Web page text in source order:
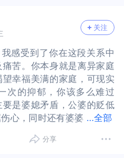
常反应‌。现在的你，不需
，不需要立刻解决所有问
当抑郁缓解后，你会更清
复，哪些需要远离。
常反应‌。现在的你，不需
，不需要立刻解决所有问
当抑郁缓解后，你会更清
复，哪些需要远离。
一样对待你。但他们不会
期待。第三，建议你和老
家庭咨询。你在问题描述
原因，外表帅气，工作也
了他的两个特点，特别易
妻生活不太行。但婚后，
，其实一直在折磨你，在
公的应对方式是，让你退
不错。我猜这是在不涉及
他们不会的。所以，不要
议你和老公去做夫妻咨询
题描述中，提到了你选择
工作也不错。但婚前你也
特别易怒，在乎自己家里
婚后，在乎自己家里人这
磨你，在你跟公婆的冲突
，让你退步。而且他还什
在不涉及公婆的情况下，
轻女环境的女性都倾向于
尊匮乏，常常无意识地把
人身上。可以尝试着心理
受，但告诉自己婆婆有她
不由别人来定义，还可以
你想先洗澡时直接跟老公
别累，我想先洗澡，真的需
精力允许的情况下，给自己
的支持系统，比如维护你
心的兴趣爱好。要保持能
的女性都倾向于通过控制
常常无意识地把自己的低
可以尝试着心理隔离，接
诉自己婆婆有她的个人课
来定义，还可以尝试表达
澡时直接跟老公打招呼“我
先洗澡，真的需要休整一
的情况下，给自己一些个人
系统，比如维护你的朋友
爱好。要保持能量，除了
婆婆的这个状态，会让丈
要了解到，丈夫才是她一
夫也是这样的思想观念其
殊的家人关系对于两个家
陌生人成为了一家人，一
的，就是血缘这个部分，
，也不是说所有的女生在
的公婆，只是大几率上我
果一定要二选一，一定会
的这个状态，会让丈夫成
解到，丈夫才是她一手带
样的思想观念其次，关于
人关系对于两个家庭的组
成为了一家人，一家人之
是血缘这个部分，确实有
是说所有的女生在嫁完人
，只是大几率上我们要了
要二选一，一定会选择自
下边界了。不是你做得不
压别人的人，而你又是一
太想维持关系的人。你想
接纳”，但这对“喜欢掌控的
“好欺负”的信号。你说你婆
自恋型人格），如果她确实
、否认别人的感受，那就
题了，而是你是不是还要
不要接触”，我给你三个
慢决定：1.情绪保护优先级
率和深度，保留“形式上的
下边界了。不是你做得不
压别人的人，而你又是一
太想维持关系的人。你想
接纳”，但这对“喜欢掌控的
“好欺负”的信号。你说你婆
自恋型人格），如果她确实
、否认别人的感受，那就
题了，而是你是不是还要
不要接触”，我给你三个
慢决定：1.情绪保护优先级
率和深度，保留“形式上的
关注
...全部
感受到了你在这段关系中
苦。你本身就是离异家庭
幸福美满的家庭，可现实
次的抑郁，你该多么难过
是婆媳矛盾，公婆的贬低
心，同时还有婆婆
都让你十分憋屈，日复一
苦。你本身就是离异家庭
幸福美满的家庭，可现实
次的抑郁，你该多么难过
是婆媳矛盾，公婆的贬低
心，同时还有婆婆家亲戚
分憋屈，日复一日，你的
分享